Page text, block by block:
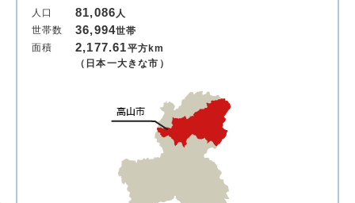
人口 81,086人
世帯数
36,994世帯
面積
2,177.61平方km
（日本一大きな市）